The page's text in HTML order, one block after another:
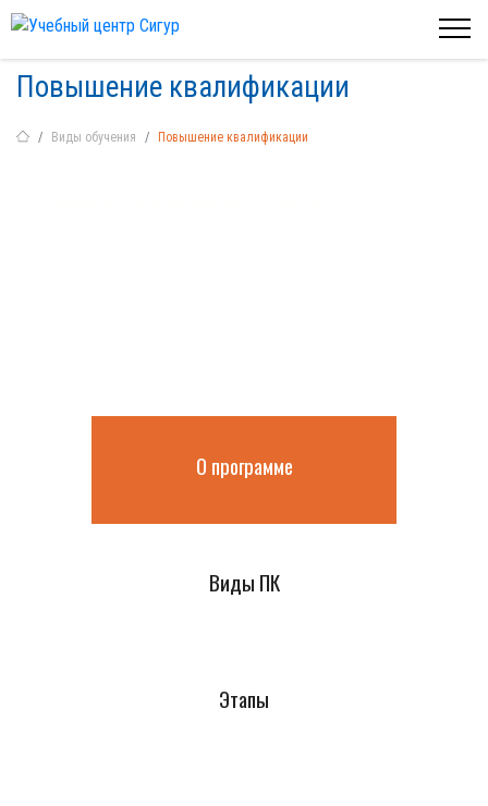
Повышение квалификации
Виды обучения Повышение квалификации
О программе
Виды ПК
Этапы